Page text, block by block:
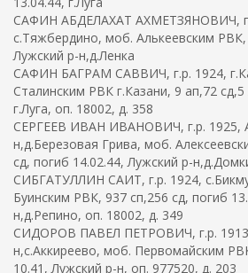
САФИН АБДЕЛАХАТ АХМЕТЗЯНОВИЧ,
с.Тяжбердино, моб. Алькеевским РВК,
Лужский р-н,д.Ленка
САФИН БАГРАМ САВВИЧ, г.р. 1924,
Сталинским РВК г.Казани, 9 ап,72
г.Луга, оп. 18002, д. 358
СЕРГЕЕВ ИВАН ИВАНОВИЧ, г.р. 1925,
н,д.Березовая Грива, моб.
сд, погиб 14.02.44, Лужский р-
СИБГАТУЛЛИН САИТ, г.р. 1924,
Буинским РВК, 937 сп,256 сд, погиб
н,д.Репино, оп. 18002, д. 349
СИДОРОВ ПАВЕЛ ПЕТРОВИЧ, г.р.
н,с.Аккиреево, моб. Первомайским
10.41, Лужский р-н, оп. 977520, д. 203